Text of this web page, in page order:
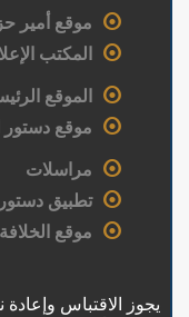
موقع أمير
المكتب
الموقع
موقع دستور
مراسلات
تطبيق دستور
موقع الخلافة
يجوز الاقتباس